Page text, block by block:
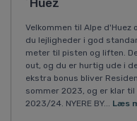
´Huez
Velkommen til Alpe d'Huez
du lejligheder i god
meter til pisten og liften.
out, og du er hurtig ude i
ekstra bonus bliver
sommer 2023, og er klar
2023/24. NYERE BY... Læs